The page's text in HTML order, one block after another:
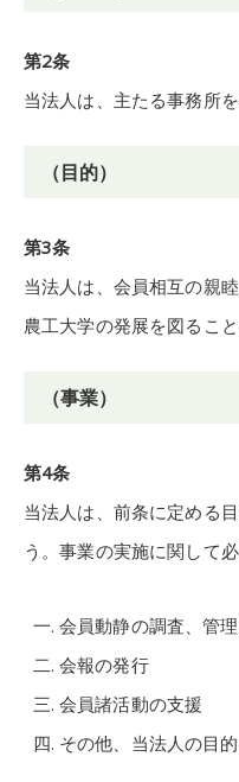
第2条
当法人は、主たる事務所
（目的）
第3条
当法人は、会員相互の親
農工大学の発展を図ること
（事業）
第4条
当法人は、前条に定める
う。事業の実施に関して
会員動静の調査、管
会報の発行
会員諸活動の支援
その他、当法人の目